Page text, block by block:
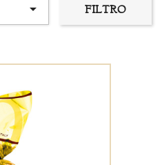
 FILTRO